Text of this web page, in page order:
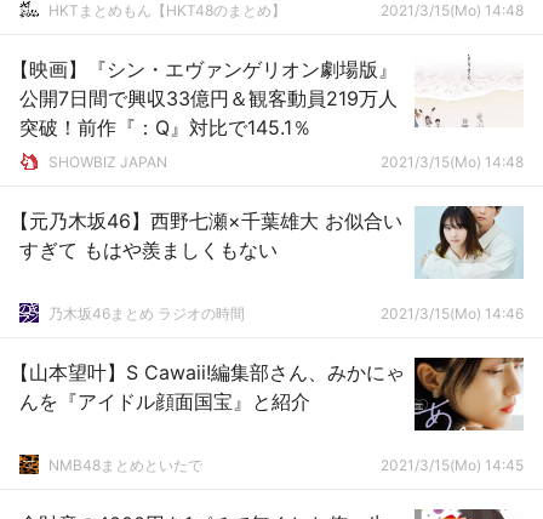
HKTまとめもん【HKT48のまとめ】 2021/3/15(Mo) 14:48
【映画】『シン・エヴァンゲリオン劇場版』
公開7日間で興収33億円＆観客動員219万人
突破！前作『：Q』対比で145.1％
SHOWBIZ JAPAN 2021/3/15(Mo) 14:48
【元乃木坂46】西野七瀬×千葉雄大 お似合い
すぎて もはや羨ましくもない
乃木坂46まとめ ラジオの時間 2021/3/15(Mo) 14:46
【山本望叶】S Cawaii!編集部さん、みかにゃ
んを『アイドル顔面国宝』と紹介
NMB48まとめといたで 2021/3/15(Mo) 14:45